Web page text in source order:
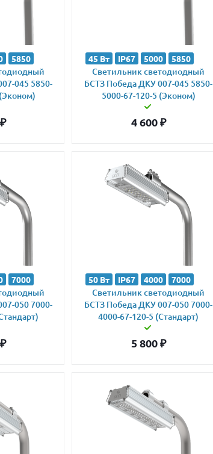
5850
045 5850-
45 Вт IP67 5000 5850
Светильник светодиодный
БСТЗ Победа ДКУ 007-045 5850-
5000-67-120-5 (Эконом)
4 600₽
7000
050 7000-
50 Вт IP67 4000 7000
Светильник светодиодный
БСТЗ Победа ДКУ 007-050 7000-
4000-67-120-5 (Стандарт)
5 800₽